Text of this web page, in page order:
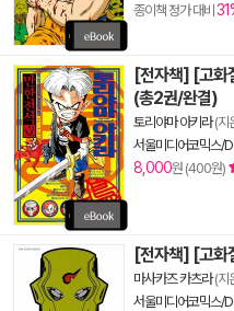
종이책 정가 대비
[전자책] [고화
(총2권/완결)
토리야마 아키라(지
서울미디어코믹스/
8,000원 (400원)
[전자책] [고화
마사카즈 카츠라(지
서울미디어코믹스/